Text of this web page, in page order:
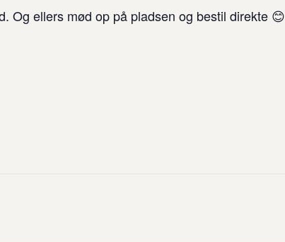
Og ellers mød op på pladsen og bestil direkte 😊